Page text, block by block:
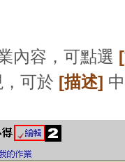
內容，可點選
可於 [描述]